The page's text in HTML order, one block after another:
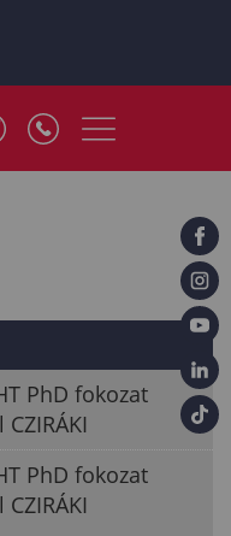
PhD fokozat
PhD fokozat